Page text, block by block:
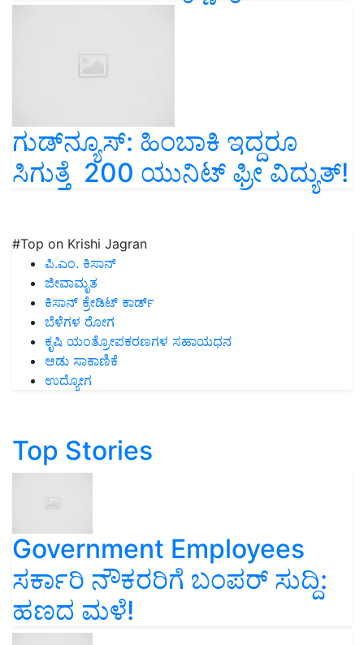
ಗುಡ್‌ನ್ಯೂಸ್‌: ಹಿಂಬಾಕಿ ಇದ್ದರೂ
ಸಿಗುತ್ತೆ 200 ಯುನಿಟ್‌ ಫ್ರೀ ವಿದ್ಯುತ್‌!
#Top on Krishi Jagran
ಪಿ.ಎಂ. ಕಿಸಾನ್
ಜೀವಾಮೃತ
ಕಿಸಾನ್ ಕ್ರೇಡಿಟ್ ಕಾರ್ಡ್
ಬೆಳೆಗಳ ರೋಗ
ಕೃಷಿ ಯಂತ್ರೋಪಕರಣಗಳ ಸಹಾಯಧನ
ಆಡು ಸಾಕಾಣಿಕೆ
ಉದ್ಯೋಗ
Top Stories
Government Employees
ಸರ್ಕಾರಿ ನೌಕರರಿಗೆ ಬಂಪರ್‌ ಸುದ್ದಿ:
ಹಣದ ಮಳೆ!